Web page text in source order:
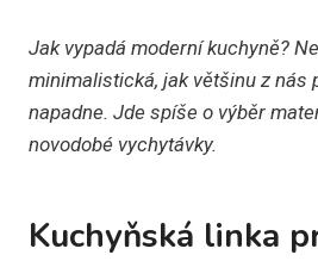
Jak vypadá moderní kuchyně?
minimalistická, jak většinu z nás
napadne. Jde spíše o výběr
novodobé vychytávky.
Kuchyňská linka